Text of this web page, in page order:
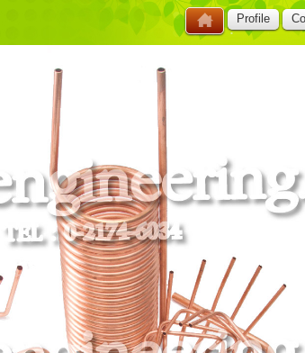
Profile